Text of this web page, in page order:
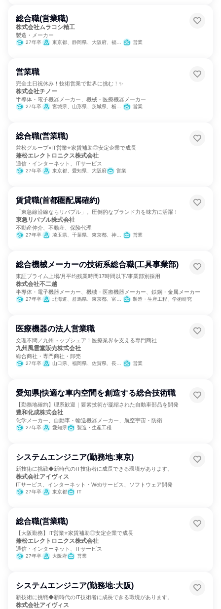
総合職(営業職)
株式会社ムラコシ精工
製造・メーカー
27年卒 東京都、静岡県、大阪府、福岡県 営業
営業職
完全土日祝休み！技術営業で世界に挑む！✨
株式会社チノー
半導体・電子機器メーカー、機械・医療機器メーカー
27年卒 宮城県、山形県、茨城県、栃木県、群馬県、埼玉県、千葉県、東京都、神奈川県、富山県、静岡県、愛知県、滋賀県、大阪府、兵庫県、岡山県、広島県、福岡県 営業
総合職(営業職)
兼松グループ×IT営業⭐家賃補助◎安定企業で成長
兼松エレクトロニクス株式会社
通信・インターネット、ITサービス
27年卒 東京都、愛知県、大阪府 営業
賃貸職(首都圏配属確約)
「東急線沿線ならリバブル」。圧倒的なブランド力を味方に活躍！
東急リバブル株式会社
不動産仲介、不動産、保険代理
27年卒 埼玉県、千葉県、東京都、神奈川県 営業
総合機械メーカーの技術系総合職(工具事業部)
東証プライム上場/月平均残業時間17時間以下/事業部別採用
株式会社不二越
半導体・電子機器メーカー、機械・医療機器メーカー、鉄鋼・金属メーカー
27年卒 北海道、群馬県、東京都、富山県、愛知県、大阪府、広島県、福岡県 製造・生産工程、学術研究
医療機器の法人営業職
文理不問／九州トップシェア！医療業界を支える専門商社
九州風雲堂販売株式会社
総合商社・専門商社・卸売
27年卒 山口県、福岡県、佐賀県、長崎県 営業
愛知県|快適な車内空間を創造する総合技術職
【勤務地確約】理系歓迎｜要素技術が凝縮された自動車部品を開発
豊和化成株式会社
化学メーカー、自動車・輸送機器メーカー、航空宇宙・防衛
27年卒 愛知県 製造・生産工程
システムエンジニア(勤務地:東京)
新技術に挑戦◆新時代のIT技術者に成長できる環境があります。
株式会社アイヴィス
ITサービス、インターネット・Webサービス、ソフトウェア開発
27年卒 東京都 IT
総合職(営業職)
【大阪勤務】IT営業⭐家賃補助◎安定企業で成長
兼松エレクトロニクス株式会社
通信・インターネット、ITサービス
27年卒 大阪府 営業
システムエンジニア(勤務地:大阪)
新技術に挑戦◆新時代のIT技術者に成長できる環境があります。
株式会社アイヴィス